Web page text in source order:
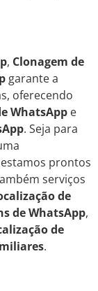
, Clonagem de
garante a
oferecendo
WhatsApp e
. Seja para
prontos
serviços
de
de WhatsApp,
de
.